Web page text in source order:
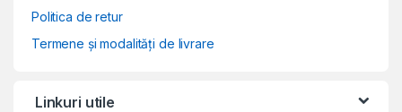
Politica de retur
Termene și modalități de livrare
Linkuri utile